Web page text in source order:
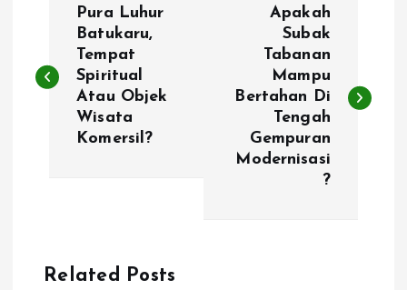
s
v
Pura Luhur
Batukaru,
Tempat
Spiritual
Atau Objek
Wisata
Komersil?
Apakah
Subak
Tabanan
Mampu
Bertahan Di
Tengah
Gempuran
Modernisasi
?
Related Posts